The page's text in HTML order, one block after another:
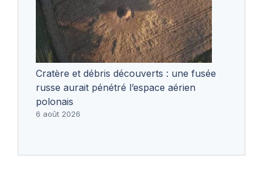
Cratère et débris découverts : une fusée
russe aurait pénétré l’espace aérien
polonais
6 août 2026